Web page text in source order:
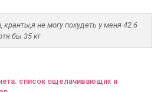
кранты,я не могу похудеть у меня 42.6
бы 35 кг
список ощелачивающих и